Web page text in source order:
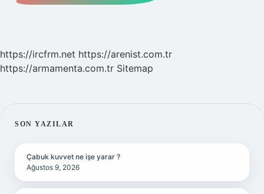
https://ircfrm.net https://arenist.com.tr
https://armamenta.com.tr Sitemap
SIDEBAR
SON YAZILAR
Çabuk kuvvet ne işe yarar ?
Ağustos 9, 2026